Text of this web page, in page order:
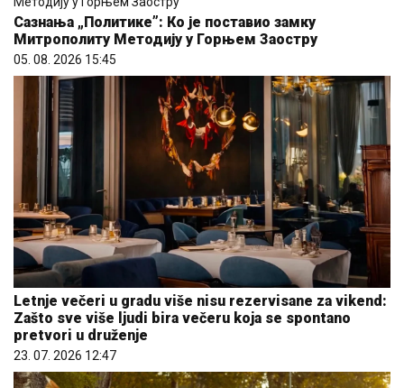
Сазнања „Политике”: Ко је поставио замку
Митрополиту Методију у Горњем Заостру
05. 08. 2026 15:45
Letnje večeri u gradu više nisu rezervisane za vikend:
Zašto sve više ljudi bira večeru koja se spontano
pretvori u druženje
23. 07. 2026 12:47